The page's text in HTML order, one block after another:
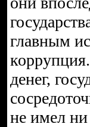
главным
денег,
не имел